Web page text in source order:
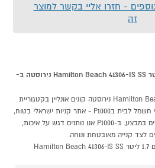
- חזרו אליי בקשר למוצר
זה
למה כדאי לקנות קומקום 1.7 ליטר Hamilton Beach 41306-IS SS נירוסטה ב-
קומקום 1.7 ליטר Hamilton Beach 41306-IS SS נירוסטה קונים אונליין בקטגוריית
קומקומים ומיחמים במחלקת מוצרי חשמל לבית בP1000 - אתר קניות ישראלי בטוח,
משתלם ונוח המציע מוצרים מומלצים במבצע. ב-P1000 אנו נותנים דגש על איכות,
לצד קנייה מאובטחת ונוחה.
אצלנו, קניות באינטרנט של קומקום 1.7 ליטר Hamilton Beach 41306-IS SS